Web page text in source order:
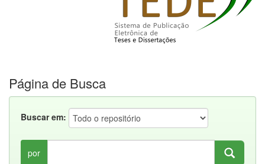
Página de Busca
Buscar em:
por